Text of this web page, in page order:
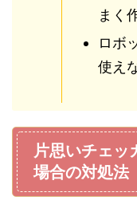
まく
ロボ
使え
片思いチェ
場合の対処法